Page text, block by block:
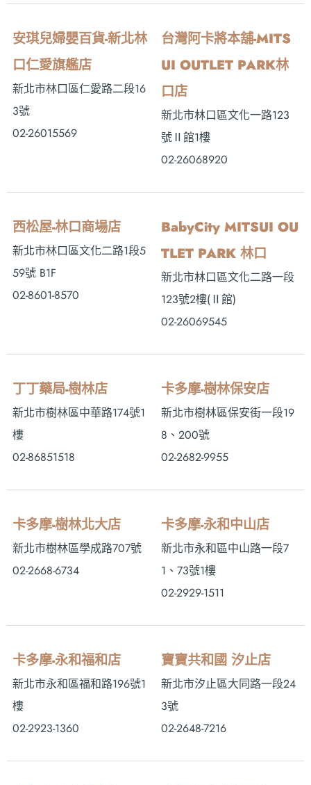
安琪兒婦嬰百貨-新北林
口仁愛旗艦店
新北市林口區仁愛路二段16
3號
02-26015569
台灣阿卡將本舖-MITS
UI OUTLET PARK林
口店
新北市林口區文化一路123
號Ⅱ館1樓
02-26068920
西松屋-林口商場店
新北市林口區文化二路1段5
59號 B1F
02-8601-8570
BabyCity MITSUI OU
TLET PARK 林口
新北市林口區文化二路一段
123號2樓(Ⅱ館)
02-26069545
丁丁藥局-樹林店
新北市樹林區中華路174號1
樓
02-86851518
卡多摩-樹林保安店
新北市樹林區保安街一段19
8、200號
02-2682-9955
卡多摩-樹林北大店
新北市樹林區學成路707號
02-2668-6734
卡多摩-永和中山店
新北市永和區中山路一段7
1、73號1樓
02-2929-1511
卡多摩-永和福和店
新北市永和區福和路196號1
樓
02-2923-1360
寶寶共和國 汐止店
新北市汐止區大同路一段24
3號
02-2648-7216